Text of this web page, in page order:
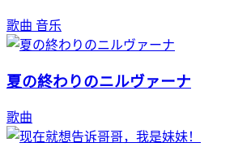
歌曲 音乐
夏の終わりのニルヴァーナ
歌曲